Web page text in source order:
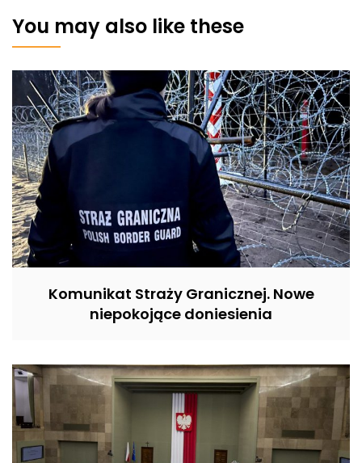
You may also like these
Komunikat Straży Granicznej. Nowe
niepokojące doniesienia